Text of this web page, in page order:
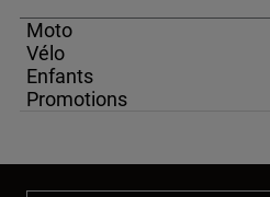
Moto
Vélo
Enfants
Promotions